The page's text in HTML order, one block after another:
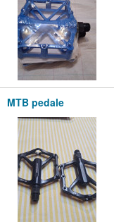
MTB pedale